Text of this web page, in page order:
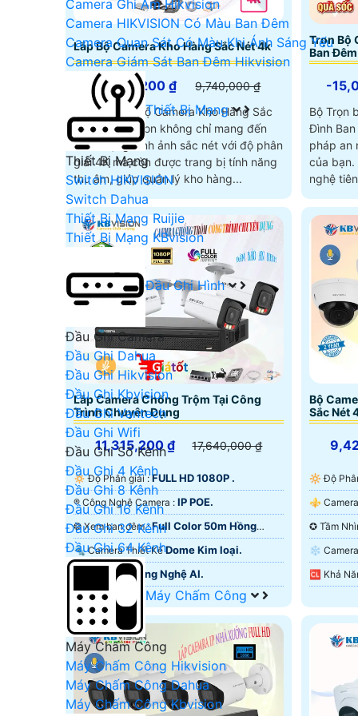
Camera Ghi Âm Hikvision
Camera HIKVISION Có Màu Ban Đêm
Camera Quan Sát Có Màu Khi Ánh Sáng Yếu
Camera Giám Sát Ban Đêm Hikvision
Thiết Bị Mạng
Thiết Bị Mạng
Switch HIKVISION
Switch Dahua
Thiết Bị Mạng Ruijie
Thiết Bị Mạng KBvision
Đầu Ghi Hình
Đầu Ghi Camera
Đầu Ghi Dahua
Đầu Ghi Hikvision
Đầu Ghi Kbvision
Đầu Ghi Vantech
Đầu Ghi Wifi
Đầu Ghi Số Kênh
Đầu Ghi 4 Kênh
Đầu Ghi 8 Kênh
Đầu Ghi 16 Kênh
Đầu Ghi 32 Kênh
Đầu Ghi 64 Kênh
Máy Chấm Công
Máy Chấm Công
Máy Chấm Công Hikvision
Máy Chấm Công Dahua
Máy Chấm Công Kbvision
Lắp Bộ Camera Kho Hàng Sắc Nét 4k
6,943,200 ₫
9,740,000 ₫
Combo Lắp Bộ Camera Kho Hàng Sắc
Nét 4k KBvision không chỉ mang đến
chất lượng hình ảnh sắc nét với độ phân
giải 4K mà còn được trang bị tính năng
thu âm, giúp quản lý kho hàng...
Trọn Bộ
Ban
-
Bộ Trọn
Đình
pháp an
của bạn. Sản phẩm này sử dụng công
nghệ
Lắp Camera Chống Trộm Tại Công
Trình Chuyên Dụng
11,315,200 ₫ 17,640,000 ₫
🔅 Độ Phân giải :FULL HD 1080P .
®️ Công Nghệ Camera : IP POE.
❂ Xem ban đêm :Full Color 50m Hồng
Ngoại SMD.
🔩 Camera Thiết KếDome Kim loại.
️♚ Ưu Điểm :Công Nghệ AI.
Bộ
Sắc Nét
🔆 Độ
Starlight.
❄